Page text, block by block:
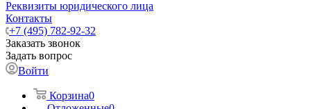
Реквизиты юридического лица
Контакты
+7 (495) 782-92-32
Заказать звонок
Задать вопрос
Войти
Корзина0